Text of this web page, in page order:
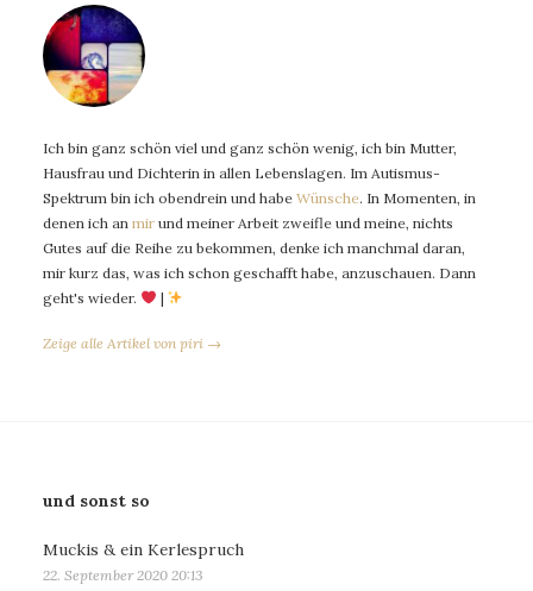
Ich bin ganz schön viel und ganz schön wenig, ich bin Mutter,
Hausfrau und Dichterin in allen Lebenslagen. Im Autismus-
Spektrum bin ich obendrein und habe Wünsche. In Momenten, in
denen ich an mir und meiner Arbeit zweifle und meine, nichts
Gutes auf die Reihe zu bekommen, denke ich manchmal daran,
mir kurz das, was ich schon geschafft habe, anzuschauen. Dann
geht's wieder.
|
Zeige alle Artikel von piri →
und sonst so
Muckis & ein Kerlespruch
22. September 2020 20:13